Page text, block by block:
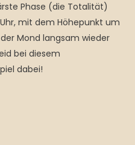
Phase (die Totalität)
mit dem Höhepunkt um
der Mond langsam wieder
bei diesem
dabei!